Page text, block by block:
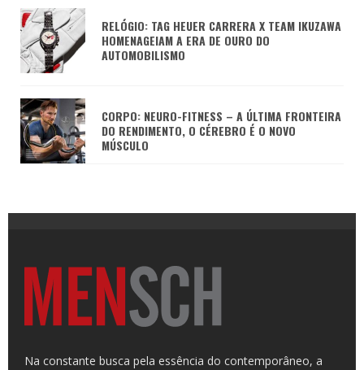
RELÓGIO: TAG HEUER CARRERA X TEAM IKUZAWA
HOMENAGEIAM A ERA DE OURO DO
AUTOMOBILISMO
CORPO: NEURO-FITNESS – A ÚLTIMA FRONTEIRA
DO RENDIMENTO, O CÉREBRO É O NOVO
MÚSCULO
Na constante busca pela essência do contemporâneo, a